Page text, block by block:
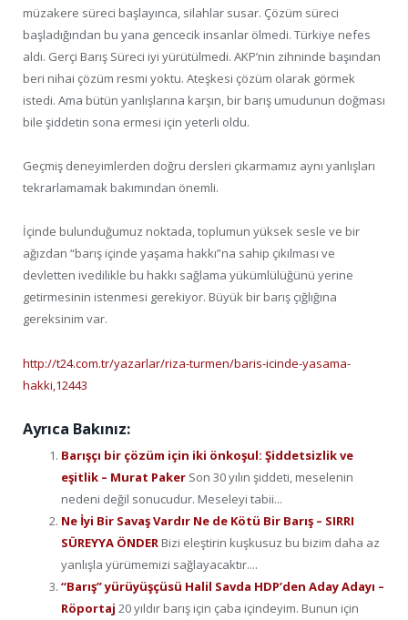
müzakere süreci başlayınca, silahlar susar. Çözüm süreci
başladığından bu yana gencecik insanlar ölmedi. Türkiye nefes
aldı. Gerçi Barış Süreci iyi yürütülmedi. AKP’nin zihninde başından
beri nihai çözüm resmi yoktu. Ateşkesi çözüm olarak görmek
istedi. Ama bütün yanlışlarına karşın, bir barış umudunun doğması
bile şiddetin sona ermesi için yeterli oldu.
Geçmiş deneyimlerden doğru dersleri çıkarmamız aynı yanlışları
tekrarlamamak bakımından önemli.
İçinde bulunduğumuz noktada, toplumun yüksek sesle ve bir
ağızdan “barış içinde yaşama hakkı”na sahip çıkılması ve
devletten ivedilikle bu hakkı sağlama yükümlülüğünü yerine
getirmesinin istenmesi gerekiyor. Büyük bir barış çığlığına
gereksinim var.
http://t24.com.tr/yazarlar/riza-turmen/baris-icinde-yasama-
hakki,12443
Ayrıca Bakınız:
Barışçı bir çözüm için iki önkoşul: Şiddetsizlik ve
eşitlik – Murat Paker Son 30 yılın şiddeti, meselenin
nedeni değil sonucudur. Meseleyi tabii...
Ne İyi Bir Savaş Vardır Ne de Kötü Bir Barış – SIRRI
SÜREYYA ÖNDER Bizi eleştirin kuşkusuz bu bizim daha az
yanlışla yürümemizi sağlayacaktır....
“Barış” yürüyüşçüsü Halil Savda HDP’den Aday Adayı –
Röportaj 20 yıldır barış için çaba içindeyim. Bunun için